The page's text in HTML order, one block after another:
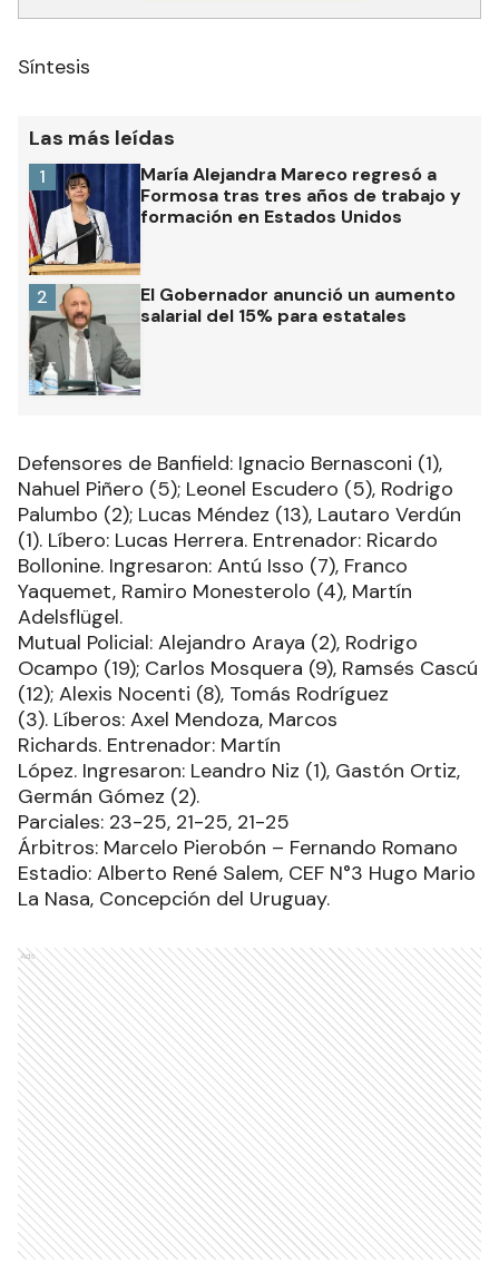
Síntesis
Las más leídas
María Alejandra Mareco regresó a
Formosa tras tres años de trabajo y
formación en Estados Unidos
1
El Gobernador anunció un aumento
salarial del 15% para estatales
2
Defensores de Banfield: Ignacio Bernasconi (1),
Nahuel Piñero (5); Leonel Escudero (5), Rodrigo
Palumbo (2); Lucas Méndez (13), Lautaro Verdún
(1). Líbero: Lucas Herrera. Entrenador: Ricardo
Bollonine. Ingresaron: Antú Isso (7), Franco
Yaquemet, Ramiro Monesterolo (4), Martín
Adelsflügel.
Mutual Policial: Alejandro Araya (2), Rodrigo
Ocampo (19); Carlos Mosquera (9), Ramsés Cascú
(12); Alexis Nocenti (8), Tomás Rodríguez
(3). Líberos: Axel Mendoza, Marcos
Richards. Entrenador: Martín
López. Ingresaron: Leandro Niz (1), Gastón Ortiz,
Germán Gómez (2).
Parciales: 23-25, 21-25, 21-25
Árbitros: Marcelo Pierobón – Fernando Romano
Estadio: Alberto René Salem, CEF N°3 Hugo Mario
La Nasa, Concepción del Uruguay.
Ads